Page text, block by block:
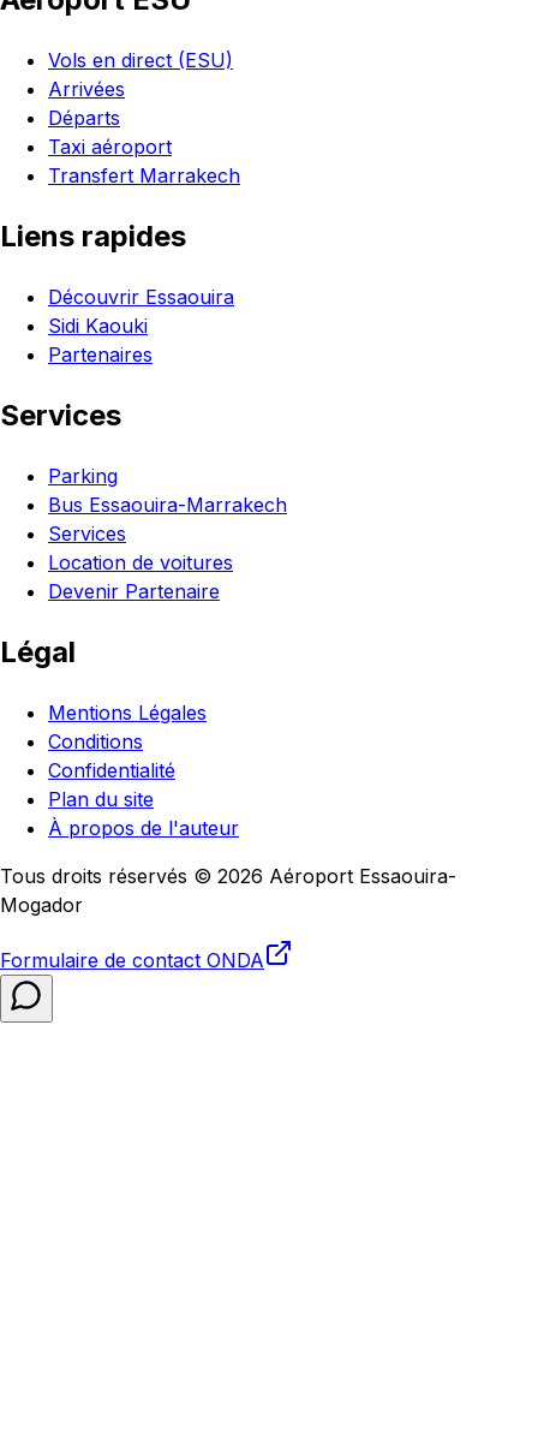
Vols en direct (ESU)
Arrivées
Départs
Taxi aéroport
Transfert Marrakech
Liens rapides
Découvrir Essaouira
Sidi Kaouki
Partenaires
Services
Parking
Bus Essaouira-Marrakech
Services
Location de voitures
Devenir Partenaire
Légal
Mentions Légales
Conditions
Confidentialité
Plan du site
À propos de l'auteur
Tous droits réservés © 2026 Aéroport Essaouira-
Mogador
Formulaire de contact ONDA